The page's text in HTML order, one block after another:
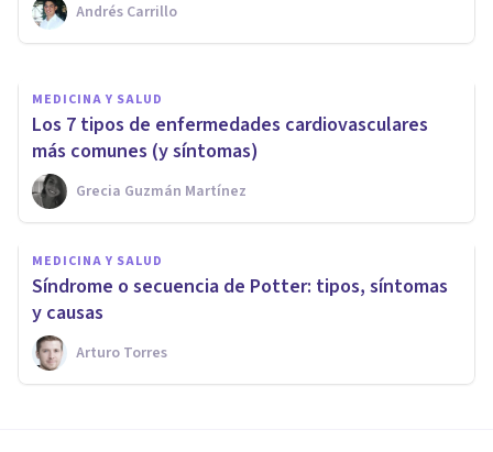
Andrés Carrillo
Psicología Y Mente
MEDICINA Y SALUD
Los 7 tipos de enfermedades cardiovasculares
más comunes (y síntomas)
Grecia Guzmán Martínez
MEDICINA Y SALUD
Síndrome o secuencia de Potter: tipos, síntomas
y causas
Arturo Torres